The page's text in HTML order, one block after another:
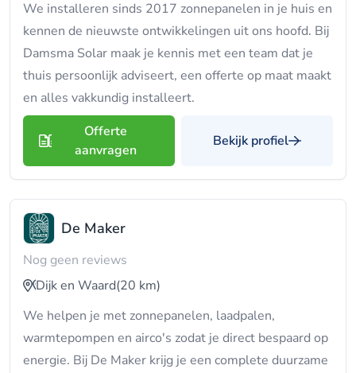
We installeren sinds 2017 zonnepanelen in je huis en
kennen de nieuwste ontwikkelingen uit ons hoofd. Bij
Damsma Solar maak je kennis met een team dat je
thuis persoonlijk adviseert, een offerte op maat maakt
en alles vakkundig installeert.
Offerte
aanvragen
Bekijk profiel
De Maker
Nog geen reviews
Dijk en Waard(20 km)
We helpen je met zonnepanelen, laadpalen,
warmtepompen en airco's zodat je direct bespaard op
energie. Bij De Maker krijg je een complete duurzame